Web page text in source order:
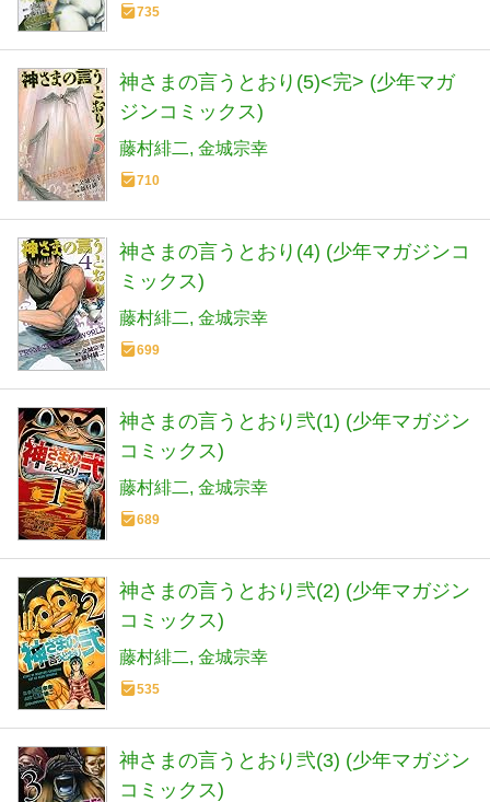
735
神さまの言うとおり(5)<完> (少年マガ
ジンコミックス)
藤村緋二 金城宗幸
710
神さまの言うとおり(4) (少年マガジンコ
ミックス)
藤村緋二 金城宗幸
699
神さまの言うとおり弐(1) (少年マガジン
コミックス)
藤村緋二 金城宗幸
689
神さまの言うとおり弐(2) (少年マガジン
コミックス)
藤村緋二 金城宗幸
535
神さまの言うとおり弐(3) (少年マガジン
コミックス)